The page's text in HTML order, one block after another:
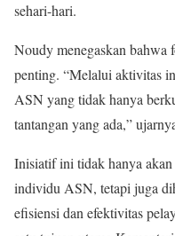
sehari-hari.
Noudy menegaskan bahwa
penting. “Melalui aktivitas
ASN yang tidak hanya
tantangan yang ada,”
Inisiatif ini tidak hanya
individu ASN, tetapi juga
efisiensi dan efektivitas